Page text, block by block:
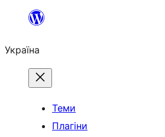
Перейти
вмісту
Україна
Теми
Плагіни